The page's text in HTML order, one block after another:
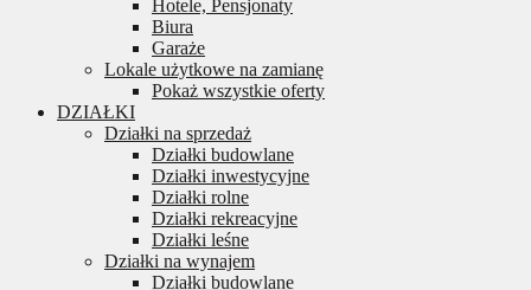
Hotele, Pensjonaty
Biura
Garaże
Lokale użytkowe na zamianę
Pokaż wszystkie oferty
DZIAŁKI
Działki na sprzedaż
Działki budowlane
Działki inwestycyjne
Działki rolne
Działki rekreacyjne
Działki leśne
Działki na wynajem
Działki budowlane